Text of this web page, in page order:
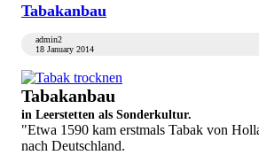
Tabakanbau
admin2
18 January 2014
Tabakanbau
in Leerstetten als Sonderkultur.
"Etwa 1590 kam erstmals Tabak von
nach Deutschland.